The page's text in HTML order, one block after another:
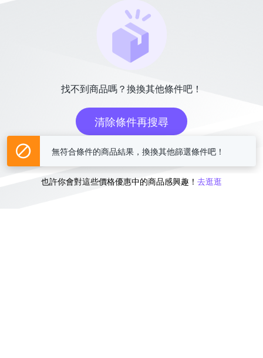
找不到商品嗎？換換其他條件吧！
清除條件再搜尋
或
也許你會對這些價格優惠中的商品感興趣！ 去逛逛
無符合條件的商品結果，換換其他篩選條件吧！